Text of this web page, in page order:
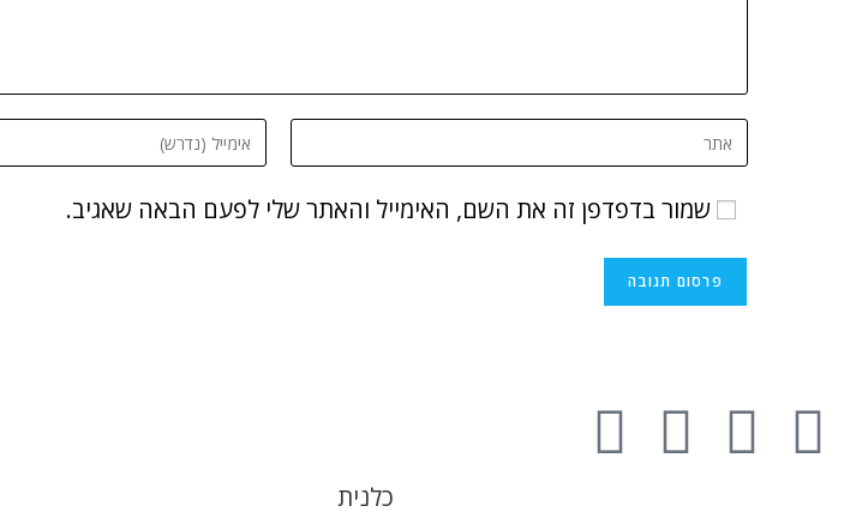
שמור בדפדפן זה את השם, האימייל והאתר שלי לפעם הבאה שאגיב.
כלנית